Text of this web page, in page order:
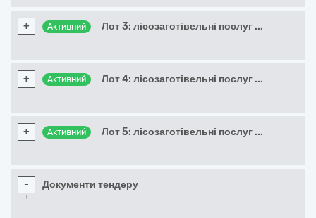
+ Активний Лот 3: лісозаготівельні послуг ...
+ Активний Лот 4: лісозаготівельні послуг ...
+ Активний Лот 5: лісозаготівельні послуг ...
- Документи тендеру